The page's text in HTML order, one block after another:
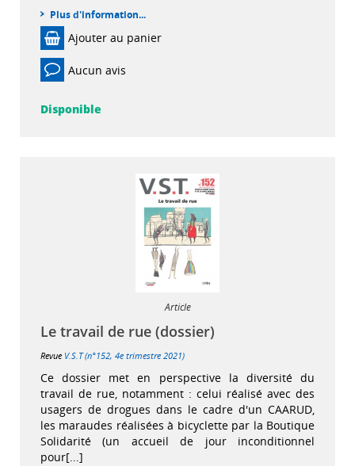
Plus d'information...
Ajouter au panier
Aucun avis
Disponible
Article
Le travail de rue (dossier)
Revue V.S.T (n°152, 4e trimestre 2021)
Ce dossier met en perspective la diversité du
travail de rue, notamment : celui réalisé avec des
usagers de drogues dans le cadre d'un CAARUD,
les maraudes réalisées à bicyclette par la Boutique
Solidarité (un accueil de jour inconditionnel
pour[...]